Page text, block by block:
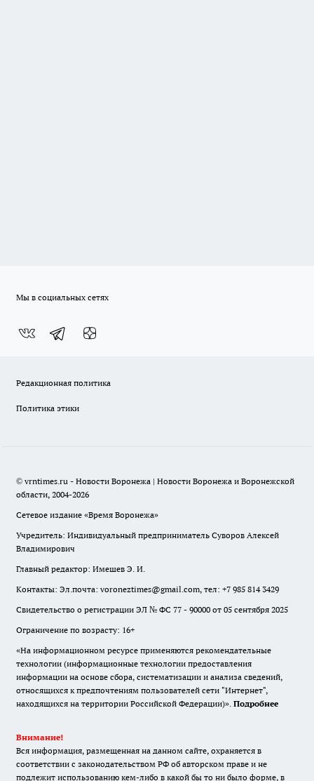
Мы в социальных сетях
Редакционная политика
Политика этики
© vrntimes.ru - Новости Воронежа | Новости Воронежа и Воронежской
области, 2004-2026
Сетевое издание «Время Воронежа»
Учредитель: Индивидуальный предприниматель Суворов Алексей
Владимирович
Главный редактор: Имешев Э. И.
Контакты: Эл.почта: voroneztimes@gmail.com, тел: +7 985 814 3429
Свидетельство о регистрации ЭЛ № ФС 77 - 90000 от 05 сентября 2025
Ограничение по возрасту: 16+
«На информационном ресурсе применяются рекомендательные
технологии (информационные технологии предоставления
информации на основе сбора, систематизации и анализа сведений,
относящихся к предпочтениям пользователей сети "Интернет",
находящихся на территории Российской Федерации)». Подробнее
Внимание!
Вся информация, размещенная на данном сайте, охраняется в
соответствии с законодательством РФ об авторском праве и не
подлежит использованию кем-либо в какой бы то ни было форме, в